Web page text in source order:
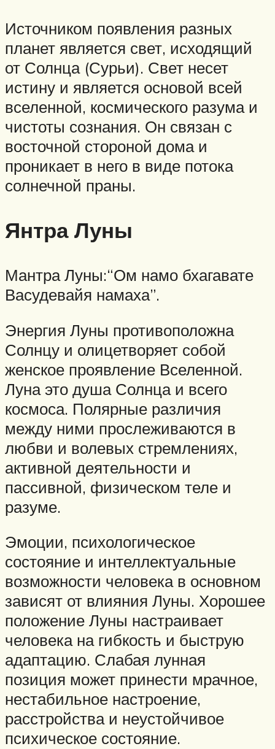
Источником появления разных
планет является свет, исходящий
от Солнца (Сурьи). Свет несет
истину и является основой всей
вселенной, космического разума и
чистоты сознания. Он связан с
восточной стороной дома и
проникает в него в виде потока
солнечной праны.
Янтра Луны
Мантра Луны:“Ом намо бхагавате
Васудевайя намаха”.
Энергия Луны противоположна
Солнцу и олицетворяет собой
женское проявление Вселенной.
Луна это душа Солнца и всего
космоса. Полярные различия
между ними прослеживаются в
любви и волевых стремлениях,
активной деятельности и
пассивной, физическом теле и
разуме.
Эмоции, психологическое
состояние и интеллектуальные
возможности человека в основном
зависят от влияния Луны. Хорошее
положение Луны настраивает
человека на гибкость и быструю
адаптацию. Слабая лунная
позиция может принести мрачное,
нестабильное настроение,
расстройства и неустойчивое
психическое состояние.